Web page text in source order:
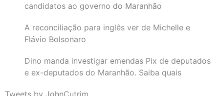
candidatos ao governo do Maranhão
A reconciliação para inglês ver de Michelle e
Flávio Bolsonaro
Dino manda investigar emendas Pix de deputados
e ex-deputados do Maranhão. Saiba quais
Tweets by JohnCutrim